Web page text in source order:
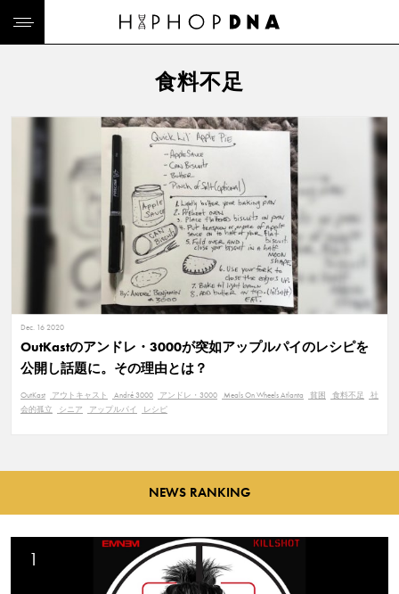
食料不足
Dec. 16 2020
OutKastのアンドレ・3000が突如アップルパイのレシピを
公開し話題に。その理由とは？
OutKast アウトキャスト André 3000 アンドレ・3000 Meals On Wheels Atlanta 貧困 食料不足
社
会的孤立
シニア アップルパイ レシピ
NEWS RANKING